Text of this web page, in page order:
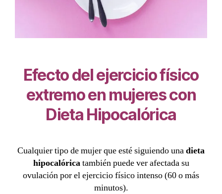
Efecto del ejercicio físico
extremo en mujeres con
Dieta Hipocalórica
Cualquier tipo de mujer que esté siguiendo unadieta
hipocalóricatambién puede ver afectada su
ovulación por el ejercicio físico intenso (60 o más
minutos).